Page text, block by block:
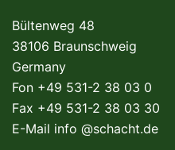
Bültenweg 48
38106 Braunschweig
Germany
Fon +49 531-2 38 03 0
Fax +49 531-2 38 03 30
E-Mail info @schacht.de